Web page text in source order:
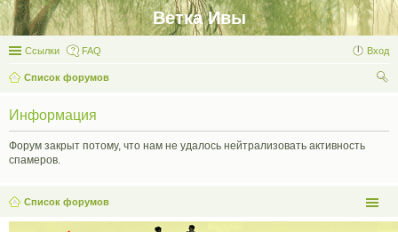
Ветка Ивы
Ссылки FAQ Вход
Список форумов
Информация
Форум закрыт потому, что нам не удалось нейтрализовать активность
спамеров.
Список форумов